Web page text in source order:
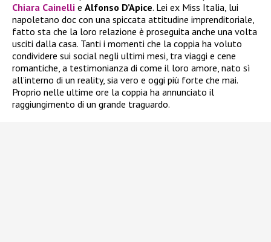
Chiara Cainelli e Alfonso D’Apice. Lei ex Miss Italia, lui
napoletano doc con una spiccata attitudine imprenditoriale,
fatto sta che la loro relazione è proseguita anche una volta
usciti dalla casa. Tanti i momenti che la coppia ha voluto
condividere sui social negli ultimi mesi, tra viaggi e cene
romantiche, a testimonianza di come il loro amore, nato sì
all’interno di un reality, sia vero e oggi più forte che mai.
Proprio nelle ultime ore la coppia ha annunciato il
raggiungimento di un grande traguardo.